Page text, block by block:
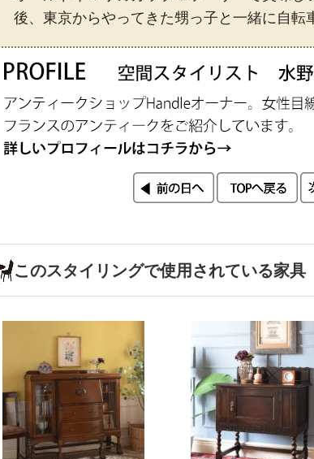
後、東京からやってきた甥っ子と一緒に自転
このスタイリングで使用されている家具